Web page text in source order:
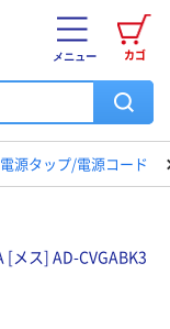
カゴ
メニュー
電源タップ/電源コード
[メス] AD-CVGABK3